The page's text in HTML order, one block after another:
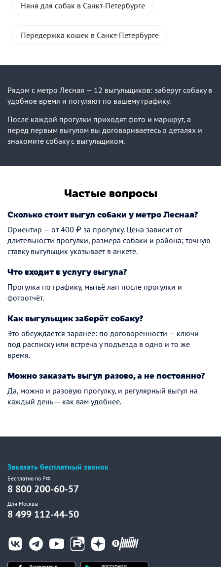
Няня для собак в Санкт-Петербурге
Передержка кошек в Санкт-Петербурге
Рядом с метро Лесная — 12 выгульщиков: заберут собаку в
удобное время и погуляют по вашему графику.
После каждой прогулки приходят фото и маршрут, а
перед первым выгулом вы договариваетесь о деталях и
знакомите собаку с выгульщиком.
Частые вопросы
Сколько стоит выгул собаки у метро Лесная?
Ориентир — от 400 ₽ за прогулку. Цена зависит от
длительности прогулки, размера собаки и района; точную
ставку выгульщик указывает в анкете.
Что входит в услугу выгула?
Прогулка по графику, мытьё лап после прогулки и
фотоотчёт.
Как выгульщик заберёт собаку?
Это обсуждается заранее: по договорённости — ключи
под расписку или встреча у подъезда в одно и то же
время.
Можно заказать выгул разово, а не постоянно?
Да, можно и разовую прогулку, и регулярный выгул на
каждый день — как вам удобнее.
Заказать бесплатный звонок
Бесплатно по РФ
8 800 200-60-57
Для Москвы
8 499 112-44-50